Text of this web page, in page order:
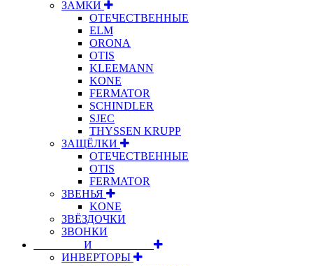
ЗАМКИ
ОТЕЧЕСТВЕННЫЕ
ELM
ORONA
OTIS
KLEEMANN
KONE
FERMATOR
SCHINDLER
SJEC
THYSSEN KRUPP
ЗАЩЁЛКИ
ОТЕЧЕСТВЕННЫЕ
OTIS
FERMATOR
ЗВЕНЬЯ
KONE
ЗВЁЗДОЧКИ
ЗВОНКИ
⠀⠀⠀⠀⠀⠀И⠀⠀⠀⠀⠀⠀⠀
ИНВЕРТОРЫ